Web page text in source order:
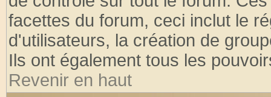
facettes du forum, ceci inclut le
d'utilisateurs, la création de
Ils ont également tous les
Revenir en haut